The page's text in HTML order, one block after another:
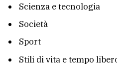
Scienza e tecnologia
Società
Sport
Stili di vita e tempo